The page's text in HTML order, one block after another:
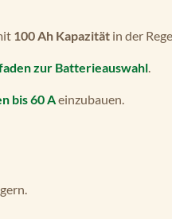
100 Ah Kapazität in der
zur Batterieauswahl.
bis 60 Aeinzubauen.